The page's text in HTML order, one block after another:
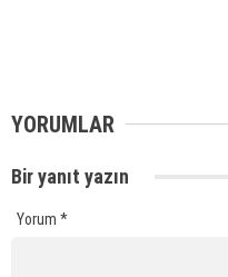
YORUMLAR
Bir yanıt yazın
Yorum *